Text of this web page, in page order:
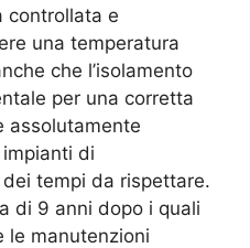
controllata e
una temperatura
che l’isolamento
per una corretta
assolutamente
di
tempi da rispettare.
di 9 anni dopo i quali
le manutenzioni